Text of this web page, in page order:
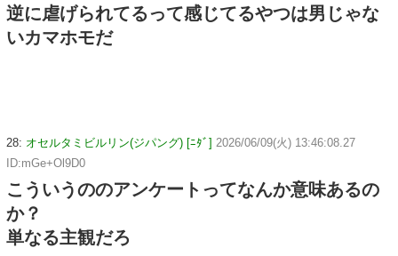
逆に虐げられてるって感じてるやつは男じゃな
いカマホモだ
28: オセルタミビルリン(ジパング) [ﾆﾀﾞ] 2026/06/09(火) 13:46:08.27
ID:mGe+Ol9D0
こういうののアンケートってなんか意味あるの
か？
単なる主観だろ